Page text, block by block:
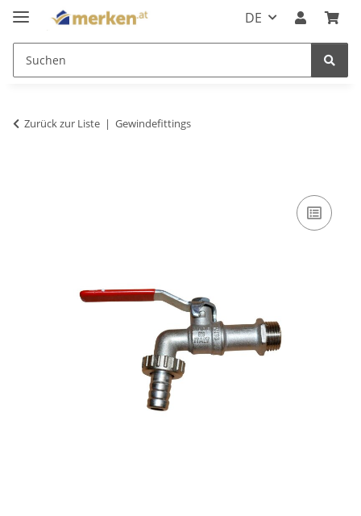
DE
Zurück zur Liste Gewindefittings